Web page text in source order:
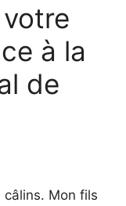
à la
de
Mon fils